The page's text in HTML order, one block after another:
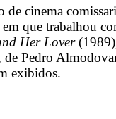
de cinema
que trabalhou
Her Lover
de Pedro
exibidos.